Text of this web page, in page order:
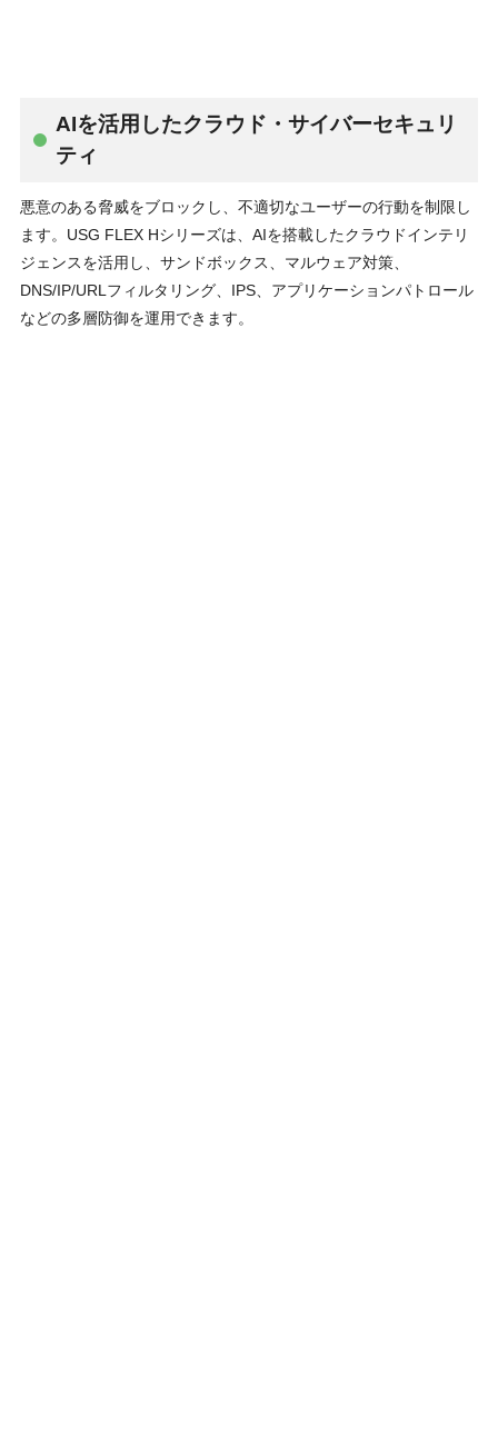
AIを活⽤したクラウド・サイバーセキュリ
ティ
悪意のある脅威をブロックし、不適切なユーザーの⾏動を制限し
ます。USG FLEX Hシリーズは、AIを搭載したクラウドインテリ
ジェンスを活⽤し、サンドボックス、マルウェア対策、
DNS/IP/URLフィルタリング、IPS、アプリケーションパトロール
などの多層防御を運⽤できます。